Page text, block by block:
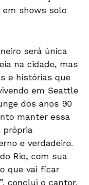
em shows solo
será única
na cidade, mas
e histórias que
em Seattle
dos anos 90
manter essa
própria
e verdadeiro.
Rio, com sua
que vai ficar
conclui o cantor.